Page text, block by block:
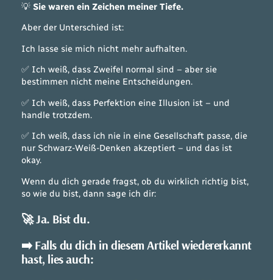
💡 Sie waren ein Zeichen meiner Tiefe.
Aber der Unterschied ist:
Ich lasse sie mich nicht mehr aufhalten.
✅ Ich weiß, dass Zweifel normal sind – aber sie
bestimmen nicht meine Entscheidungen.
✅ Ich weiß, dass Perfektion eine Illusion ist – und
handle trotzdem.
✅ Ich weiß, dass ich nie in eine Gesellschaft passe, die
nur Schwarz-Weiß-Denken akzeptiert – und das ist
okay.
Wenn du dich gerade fragst, ob du wirklich richtig bist,
so wie du bist, dann sage ich dir:
🚀Ja. Bist du.
➡️ Falls du dich in diesem Artikel wiedererkannt
hast, lies auch: